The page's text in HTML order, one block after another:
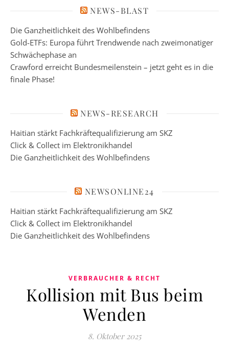
NEWS-BLAST
Die Ganzheitlichkeit des Wohlbefindens
Gold-ETFs: Europa führt Trendwende nach zweimonatiger
Schwächephase an
Crawford erreicht Bundesmeilenstein – jetzt geht es in die
finale Phase!
NEWS-RESEARCH
Haitian stärkt Fachkräftequalifizierung am SKZ
Click & Collect im Elektronikhandel
Die Ganzheitlichkeit des Wohlbefindens
NEWSONLINE24
Haitian stärkt Fachkräftequalifizierung am SKZ
Click & Collect im Elektronikhandel
Die Ganzheitlichkeit des Wohlbefindens
VERBRAUCHER & RECHT
Kollision mit Bus beim
Wenden
8. Oktober 2025